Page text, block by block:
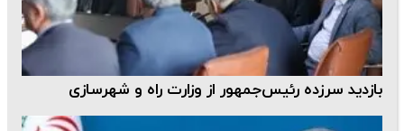
بازدید سرزده رئیس‌جمهور از وزارت راه و شهرسازی